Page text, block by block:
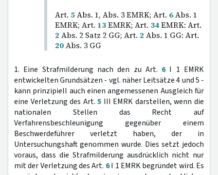
Art. 5Abs. 1, Abs. 3 EMRK; Art. 6Abs. 1
EMRK; Art. 13EMRK; Art. 34EMRK: Art.
2 Abs. 2 Satz 2 GG; Art. 2 Abs. 1 GG: Art.
20Abs. 3 GG
1. Eine Strafmilderung nach den zu Art. 6I 1 EMRK
entwickelten Grundsätzen - vgl. näher Leitsätze 4 und 5 -
kann prinzipiell auch einen angemessenen Ausgleich für
eine Verletzung des Art.5 III EMRK darstellen, wenn die
nationalen Stellen das Recht auf
Verfahrensbeschleunigung gegenüber einem
Beschwerdeführer verletzt haben, der in
Untersuchungshaft genommen wurde. Dies setzt jedoch
voraus, dass die Strafmilderung ausdrücklich nicht nur
mit der Verletzung des Art. 6I 1 EMRK begründet wird. Es